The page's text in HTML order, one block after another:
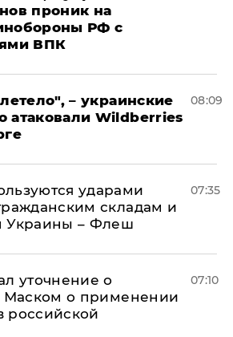
проник на
РФ с
ВПК
– украинские
атаковали Wildberries
08:09
ударами
складам и
Украины – Флеш
07:35
уточнение о
Маском о применении
российской
07:10